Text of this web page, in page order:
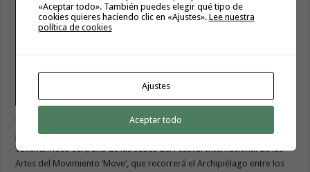
La programación contempla varios espectáculos entre los días 29 de
junio y 1 de julio La Casa de la Cultura Pedro García Cabrera de
Vallehermoso será una de las sedes del Festival Internacional de las
Artes del Movimiento ‘Move’, que recorrerá el Archipiélago entre los
«Aceptar todo». También puedes elegir qué tipo de
cookies quieres haciendo clic en «Ajustes». Lee nuestra
política de cookies
Ajustes
Aceptar todo